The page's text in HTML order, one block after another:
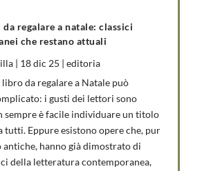
regalare a natale: classici
che restano attuali
| 18 dic 25 | editoria
libro da regalare a Natale può
i gusti dei lettori sono
sempre è facile individuare un titolo
tutti. Eppure esistono opere che, pur
antiche, hanno già dimostrato di
della letteratura contemporanea,